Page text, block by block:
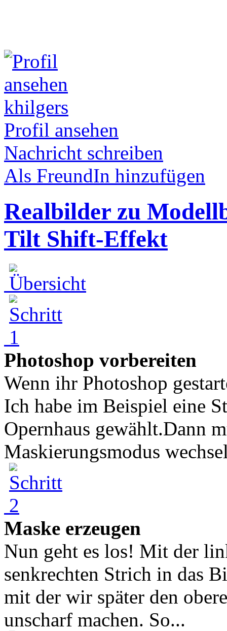
khilgers
Profil ansehen
Nachricht schreiben
Als FreundIn hinzufügen
Realbilder zu
Tilt Shift-Effekt
Photoshop vorbereiten
Wenn ihr Photoshop
Ich habe im Beispiel eine
Opernhaus gewählt.Dann
Maskierungsmodus
Maske erzeugen
Nun geht es los! Mit der
senkrechten Strich in das
mit der wir später den
unscharf machen. So...